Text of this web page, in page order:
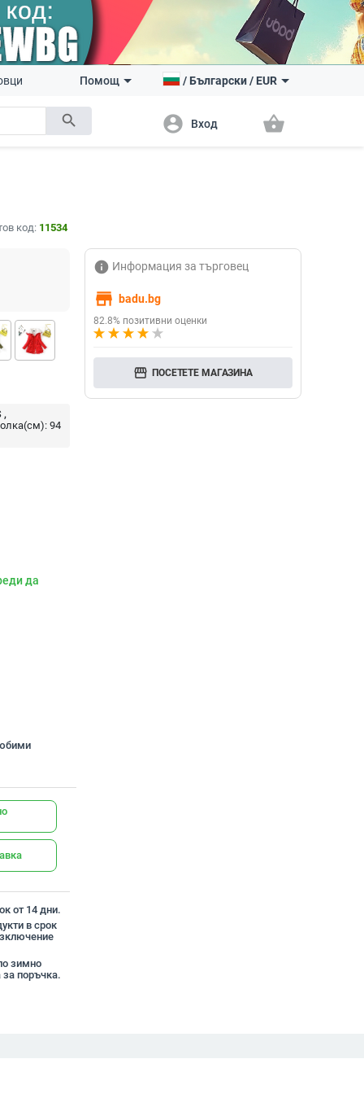
search
Помощ /Български/ EUR
account_circle Вход shopping_basket
код: 11534
94
да
от 14 дни.
в срок
зимно
поръчка.
info Информация за търговец
store badu.bg
82.8% позитивни оценки
storefront ПОСЕТЕТЕ МАГАЗИНА